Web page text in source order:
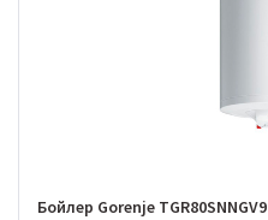
Бойлер Gorenje TGR80SNNGV9